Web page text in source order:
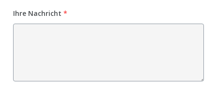
Ihre Nachricht *